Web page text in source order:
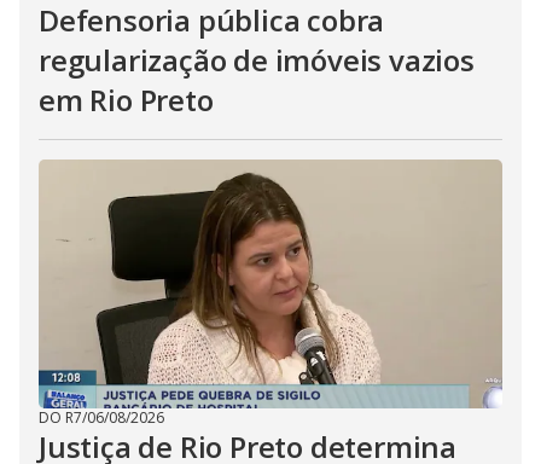
Defensoria pública cobra
regularização de imóveis vazios
em Rio Preto
DO R7/06/08/2026
Justiça de Rio Preto determina